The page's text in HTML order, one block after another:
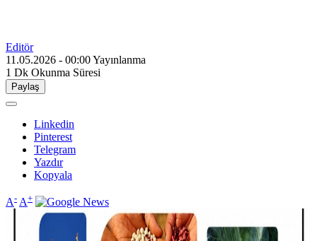
Editör
11.05.2026 - 00:00Yayınlanma
1 Dk Okunma Süresi
Paylaş
Linkedin
Pinterest
Telegram
Yazdır
Kopyala
A- A+